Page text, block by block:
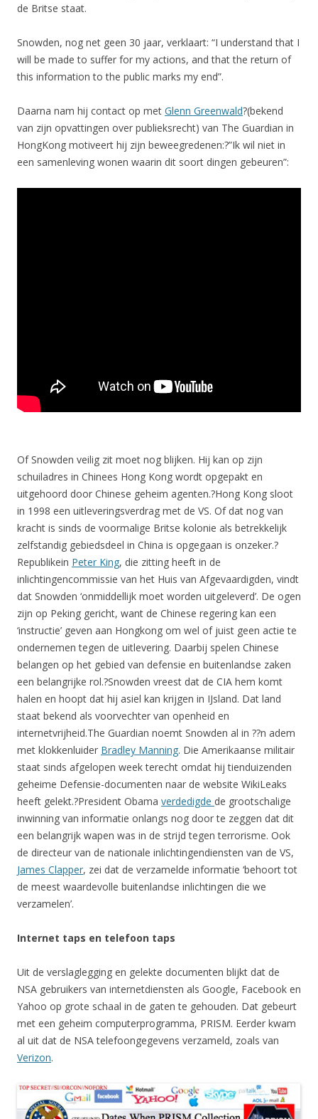
de Britse staat.
Snowden, nog net geen 30 jaar, verklaart: “I understand that I
will be made to suffer for my actions, and that the return of
this information to the public marks my end”.
Daarna nam hij contact op met Glenn Greenwald?(bekend
van zijn opvattingen over publieksrecht) van The Guardian in
HongKong motiveert hij zijn beweegredenen:?”Ik wil niet in
een samenleving wonen waarin dit soort dingen gebeuren”:
Of Snowden veilig zit moet nog blijken. Hij kan op zijn
schuiladres in Chinees Hong Kong wordt opgepakt en
uitgehoord door Chinese geheim agenten.?Hong Kong sloot
in 1998 een uitleveringsverdrag met de VS. Of dat nog van
kracht is sinds de voormalige Britse kolonie als betrekkelijk
zelfstandig gebiedsdeel in China is opgegaan is onzeker.?
Republikein Peter King, die zitting heeft in de
inlichtingencommissie van het Huis van Afgevaardigden, vindt
dat Snowden ‘onmiddellijk moet worden uitgeleverd’. De ogen
zijn op Peking gericht, want de Chinese regering kan een
‘instructie’ geven aan Hongkong om wel of juist geen actie te
ondernemen tegen de uitlevering. Daarbij spelen Chinese
belangen op het gebied van defensie en buitenlandse zaken
een belangrijke rol.?Snowden vreest dat de CIA hem komt
halen en hoopt dat hij asiel kan krijgen in IJsland. Dat land
staat bekend als voorvechter van openheid en
internetvrijheid.The Guardian noemt Snowden al in ??n adem
met klokkenluider Bradley Manning. Die Amerikaanse militair
staat sinds afgelopen week terecht omdat hij tienduizenden
geheime Defensie-documenten naar de website WikiLeaks
heeft gelekt.?President Obama verdedigde de grootschalige
inwinning van informatie onlangs nog door te zeggen dat dit
een belangrijk wapen was in de strijd tegen terrorisme. Ook
de directeur van de nationale inlichtingendiensten van de VS,
James Clapper, zei dat de verzamelde informatie ‘behoort tot
de meest waardevolle buitenlandse inlichtingen die we
verzamelen’.
Internet taps en telefoon taps
Uit de verslaglegging en gelekte documenten blijkt dat de
NSA gebruikers van internetdiensten als Google, Facebook en
Yahoo op grote schaal in de gaten te gehouden. Dat gebeurt
met een geheim computerprogramma, PRISM. Eerder kwam
al uit dat de NSA telefoongegevens verzameld, zoals van
Verizon.